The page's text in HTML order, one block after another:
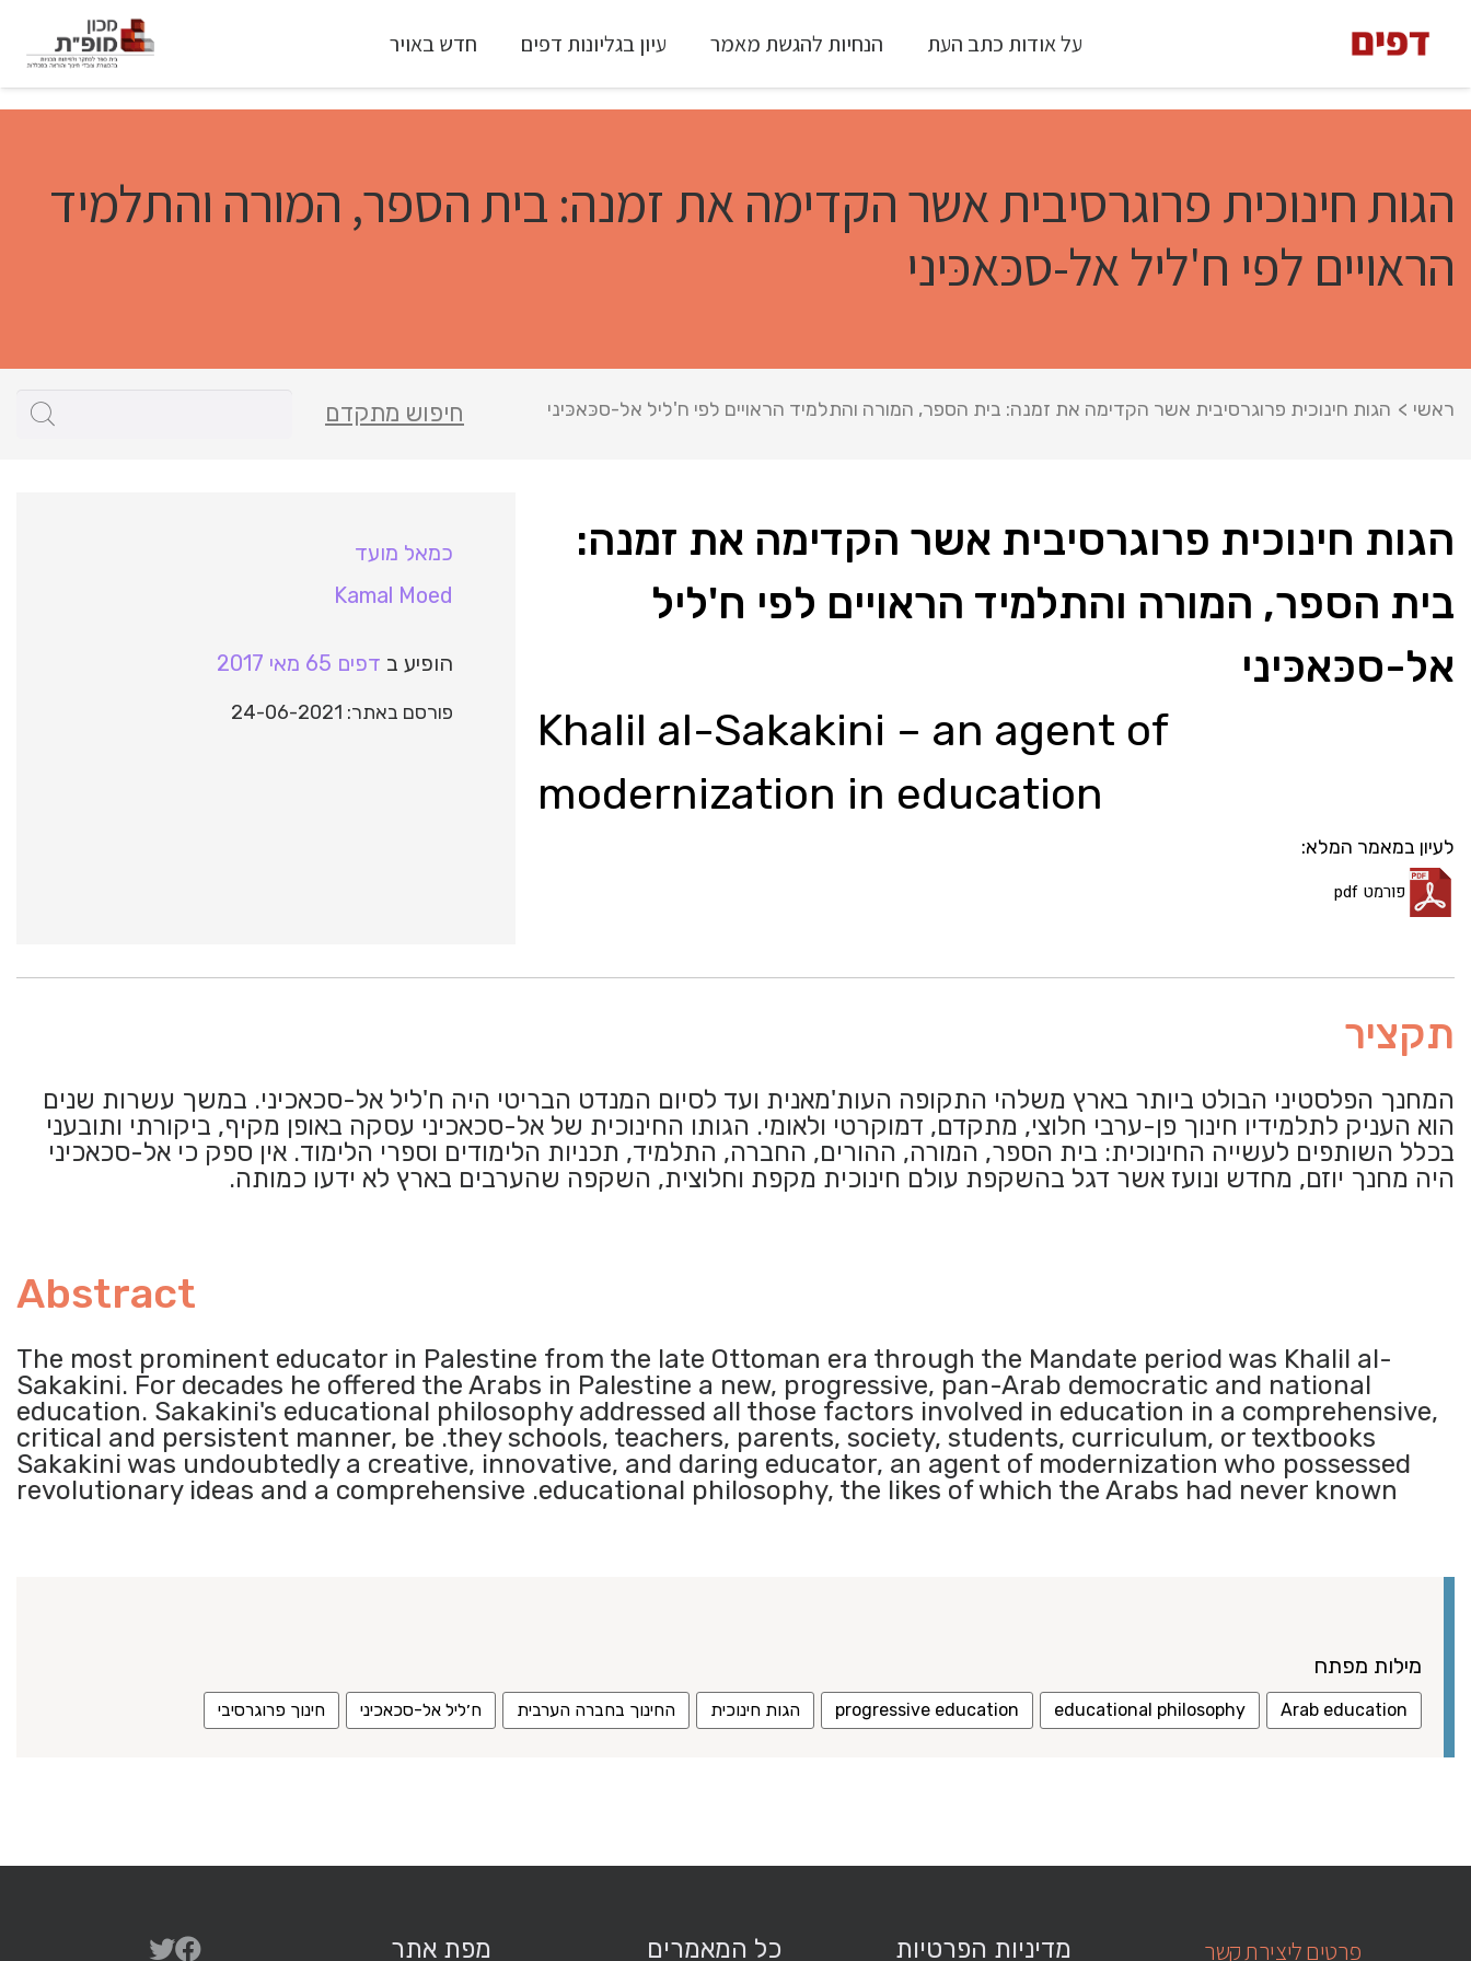
על אודות כתב העת הנחיות להגשת מאמר עיון בגליונות דפים חדש באויר
הגות חינוכית פרוגרסיבית אשר הקדימה את זמנה: בית הספר, המורה והתלמיד
הראויים לפי ח'ליל אל-סכּאכּיני
ראשי > הגות חינוכית פרוגרסיבית אשר הקדימה את זמנה: בית הספר, המורה והתלמיד הראויים לפי ח'ליל אל-סכּאכּיני חיפוש מתקדם
הגות חינוכית פרוגרסיבית אשר הקדימה את זמנה:
בית הספר, המורה והתלמיד הראויים לפי ח'ליל
אל-סכּאכּיני
Khalil al-Sakakini – an agent of
modernization in education
לעיון במאמר המלא:
פורמט pdf
כמאל מועד
Kamal Moed
הופיע ב דפים 65 מאי 2017
פורסם באתר: 24-06-2021
תקציר
המחנך הפלסטיני הבולט ביותר בארץ משלהי התקופה העות'מאנית ועד לסיום המנדט הבריטי היה ח'ליל אל-סכאכיני. במשך עשרות שנים
הוא העניק לתלמידיו חינוך פן-ערבי חלוצי, מתקדם, דמוקרטי ולאומי. הגותו החינוכית של אל-סכאכיני עסקה באופן מקיף, ביקורתי ותובעני
בכלל השותפים לעשייה החינוכית: בית הספר, המורה, ההורים, החברה, התלמיד, תכניות הלימודים וספרי הלימוד. אין ספק כי אל-סכאכיני
היה מחנך יוזם, מחדש ונועז אשר דגל בהשקפת עולם חינוכית מקפת וחלוצית, השקפה שהערבים בארץ לא ידעו כמותה.
Abstract
The most prominent educator in Palestine from the late Ottoman era through the Mandate period was Khalil al-
Sakakini. For decades he offered the Arabs in Palestine a new, progressive, pan-Arab democratic and national
education. Sakakini's educational philosophy addressed all those factors involved in education in a comprehensive,
critical and persistent manner, be .they schools, teachers, parents, society, students, curriculum, or textbooks
Sakakini was undoubtedly a creative, innovative, and daring educator, an agent of modernization who possessed
revolutionary ideas and a comprehensive .educational philosophy, the likes of which the Arabs had never known
מילות מפתח
Arab education
educational philosophy
progressive education הגות חינוכית החינוך בחברה הערבית ח׳ליל אל-סכאכיני חינוך פרוגרסיבי
פרטים ליצירת קשר מדיניות הפרטיות כל המאמרים מפת אתר